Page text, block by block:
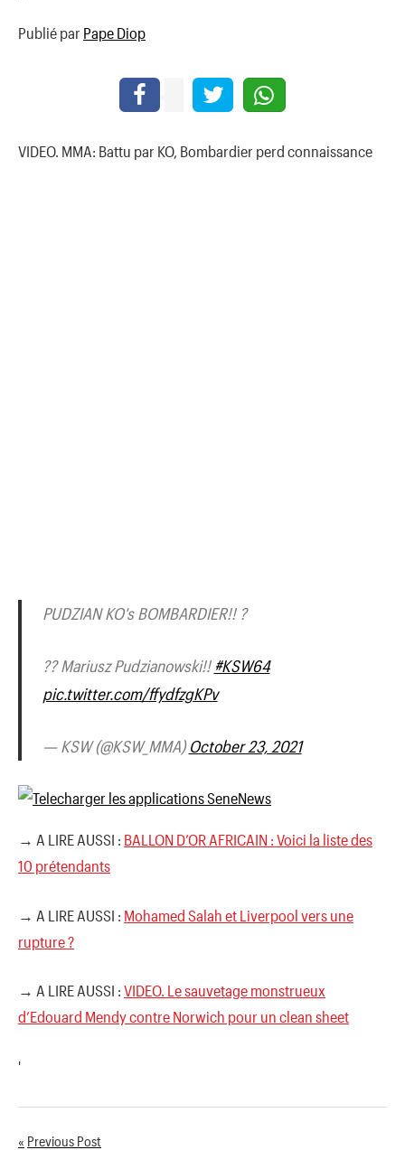
Publié par Pape Diop
VIDEO. MMA: Battu par KO, Bombardier perd connaissance
PUDZIAN KO's BOMBARDIER!! ?
?? Mariusz Pudzianowski!! #KSW64
pic.twitter.com/ffydfzgKPv
— KSW (@KSW_MMA)October 23, 2021
→ A LIRE AUSSI : BALLON D’OR AFRICAIN : Voici la liste des
10 prétendants
→ A LIRE AUSSI : Mohamed Salah et Liverpool vers une
rupture ?
→ A LIRE AUSSI : VIDEO. Le sauvetage monstrueux
d’Edouard Mendy contre Norwich pour un clean sheet
'
Previous Post